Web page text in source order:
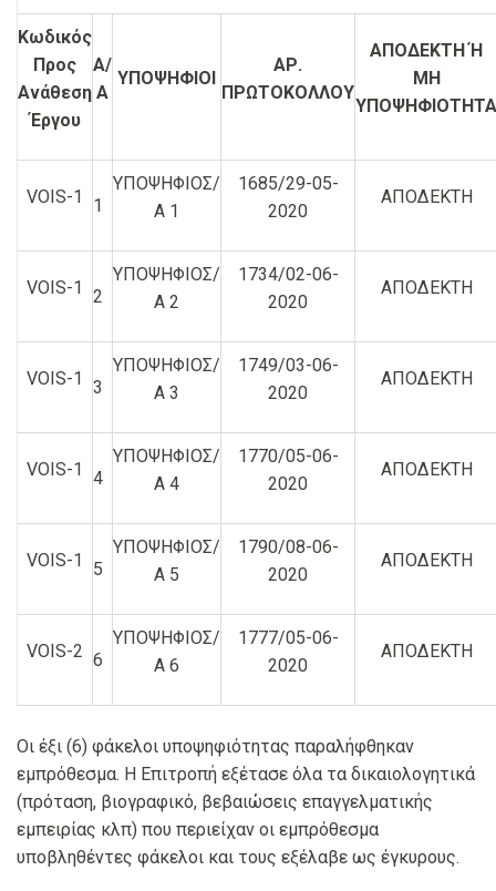
Κωδικός
Προς
Ανάθεση
Έργου
Α/
Α
ΥΠΟΨΗΦΙΟΙ
ΑΡ.
ΠΡΩΤΟΚΟΛΛΟΥ
ΑΠΟΔΕΚΤΗ Ή
ΜΗ
ΥΠΟΨΗΦΙΟΤΗΤΑ
VOIS-1 1
ΥΠΟΨΗΦΙΟΣ/
Α 1
1685/29-05-
2020
ΑΠΟΔΕΚΤΗ
VOIS-1 2
ΥΠΟΨΗΦΙΟΣ/
Α 2
1734/02-06-
2020
ΑΠΟΔΕΚΤΗ
VOIS-1 3
ΥΠΟΨΗΦΙΟΣ/
Α 3
1749/03-06-
2020
ΑΠΟΔΕΚΤΗ
VOIS-1 4
ΥΠΟΨΗΦΙΟΣ/
Α 4
1770/05-06-
2020
ΑΠΟΔΕΚΤΗ
VOIS-1 5
ΥΠΟΨΗΦΙΟΣ/
Α 5
1790/08-06-
2020
ΑΠΟΔΕΚΤΗ
VOIS-2 6
ΥΠΟΨΗΦΙΟΣ/
Α 6
1777/05-06-
2020
ΑΠΟΔΕΚΤΗ
Οι έξι (6) φάκελοι υποψηφιότητας παραλήφθηκαν
εμπρόθεσμα. Η Επιτροπή εξέτασε όλα τα δικαιολογητικά
(πρόταση, βιογραφικό, βεβαιώσεις επαγγελματικής
εμπειρίας κλπ) που περιείχαν οι εμπρόθεσμα
υποβληθέντες φάκελοι και τους εξέλαβε ως έγκυρους.